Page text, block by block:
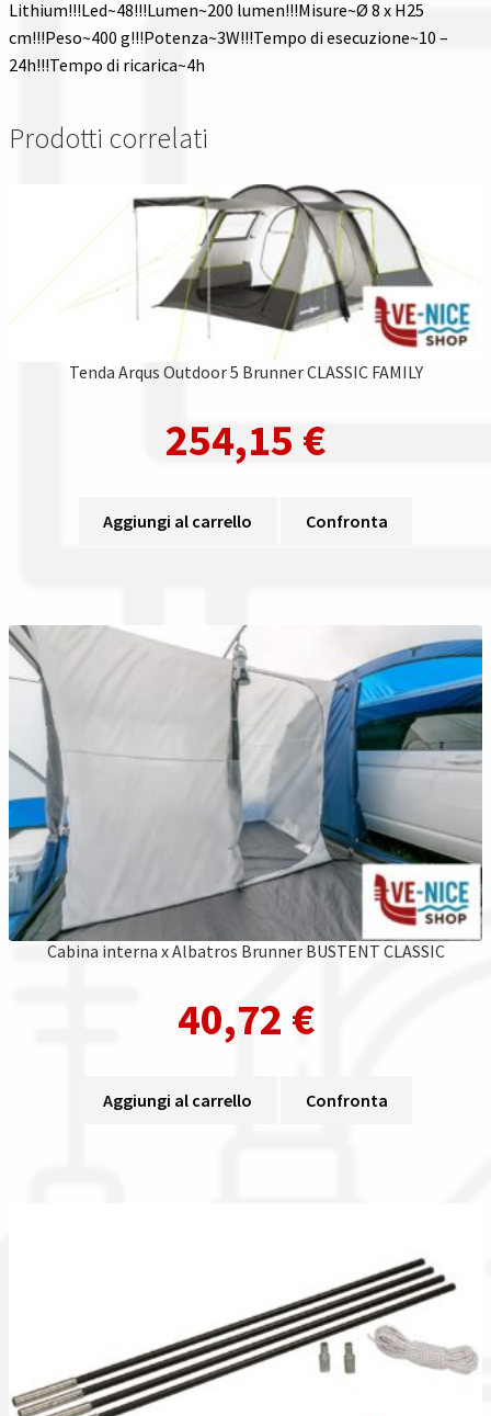
Lithium!!!Led~48!!!Lumen~200 lumen!!!Misure~Ø 8 x H25
cm!!!Peso~400 g!!!Potenza~3W!!!Tempo di esecuzione~10 –
24h!!!Tempo di ricarica~4h
Prodotti correlati
Tenda Arqus Outdoor 5 Brunner CLASSIC FAMILY
254,15 €
Aggiungi al carrello Confronta
Cabina interna x Albatros Brunner BUSTENT CLASSIC
40,72 €
Aggiungi al carrello Confronta